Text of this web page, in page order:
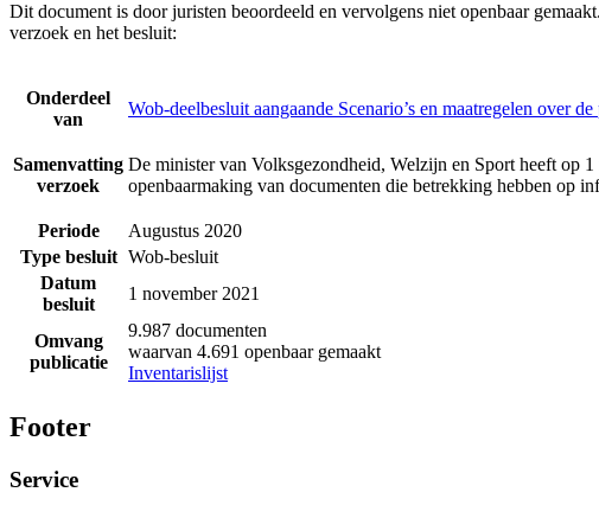
Dit document is door juristen beoordeeld en vervolgens niet openbaar
verzoek en het besluit:
Onderdeel
van
Wob-deelbesluit aangaande Scenario’s en maatregelen over
Samenvatting
verzoek
De minister van Volksgezondheid, Welzijn en Sport heeft op
openbaarmaking van documenten die betrekking hebben op
Periode
Augustus 2020
Type besluit Wob-besluit
Datum
besluit
1 november 2021
Omvang
publicatie
9.987 documenten
waarvan 4.691 openbaar gemaakt
Inventarislijst
Footer
Service